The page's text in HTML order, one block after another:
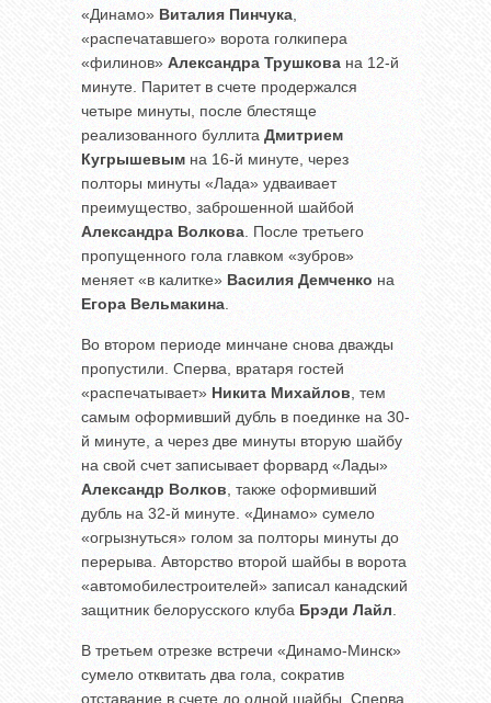
«Динамо» Виталия Пинчука
«распечатавшего» ворота голкипера
«филинов» Александра Трушкова на 12-й
минуте. Паритет в счете продержался
четыре минуты, после блестяще
реализованного буллита Дмитрием
Кугрышевым на 16-й минуте, через
полторы минуты «Лада» удваивает
преимущество, заброшенной шайбой
Александра Волкова . После третьего
пропущенного гола главком «зубров»
меняет «в калитке» Василия Демченко на
Егора Вельмакина
Во втором периоде минчане снова дважды
пропустили. Сперва, вратаря гостей
«распечатывает» Никита Михайлов , тем
самым оформивший дубль в поединке на 30-
й минуте, а через две минуты вторую шайбу
на свой счет записывает форвард «Лады»
Александр Волков , также оформивший
дубль на 32-й минуте. «Динамо» сумело
«огрызнуться» голом за полторы минуты до
перерыва. Авторство второй шайбы в ворота
«автомобилестроителей» записал канадский
защитник белорусского клуба Брэди Лайл
В третьем отрезке встречи «Динамо-Минск»
сумело отквитать два гола, сократив
отставание в счете до одной шайбы. Сперва,